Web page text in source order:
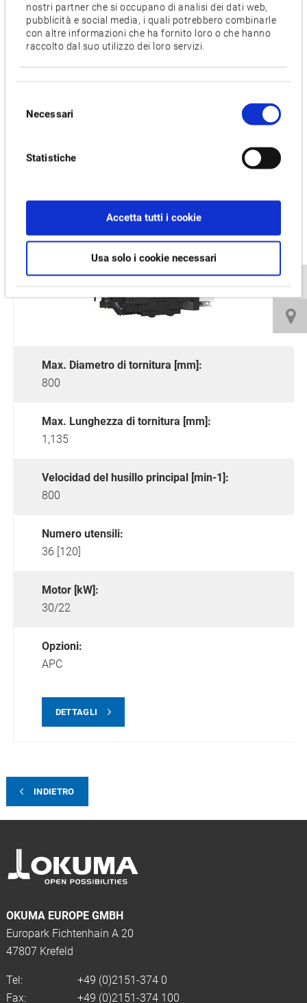
nostri partner che si occupano di analisi dei dati web,
pubblicità e social media, i quali potrebbero combinarle
con altre informazioni che ha fornito loro o che hanno
raccolto dal suo utilizzo dei loro servizi.
delNecessari
Statistiche
Accetta tutti i cookie
Usa solo i cookie necessari
Opzioni
APC
Video e download
PRODOTTI CORRELATI:
Max. Diametro di tornitura [mm]:
800
Max. Lunghezza di tornitura [mm]:
1,135
Velocidad del husillo principal [min-1]:
800
Numero utensili:
36 [120]
Motor [kW]:
30/22
Opzioni:
APC
DETTAGLI
INDIETRO
OKUMA EUROPE GMBH
Europark Fichtenhain A 20
47807 Krefeld
Tel:
+49 (0)2151-374 0
Fax:
+49 (0)2151-374 100